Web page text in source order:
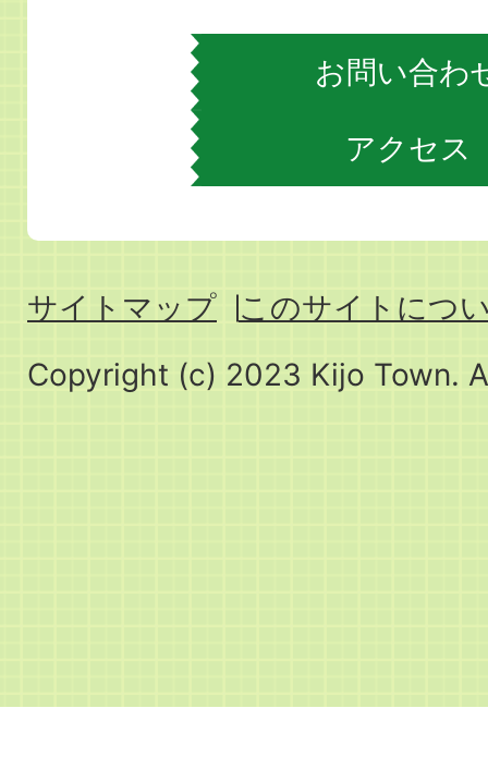
お問い合わ
アクセス
サイトマップ
このサイトにつ
Copyright (c) 2023 Kijo Town.